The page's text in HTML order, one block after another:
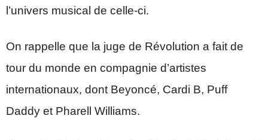
l’univers musical de celle-ci.
On rappelle que la juge de Révolution a fait de
tour du monde en compagnie d’artistes
internationaux, dont Beyoncé, Cardi B, Puff
Daddy et Pharell Williams.